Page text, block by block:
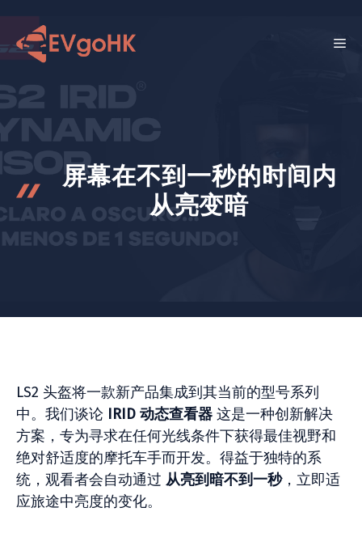
内
菜
屏幕在不到一秒的时间内
从亮变暗
LS2 头盔将一款新产品集成到其当前的型号系列
中。我们谈论 IRID 动态查看器 这是一种创新解决
方案，专为寻求在任何光线条件下获得最佳视野和
绝对舒适度的摩托车手而开发。得益于独特的系
统，观看者会自动通过 从亮到暗不到一秒，立即适
应旅途中亮度的变化。